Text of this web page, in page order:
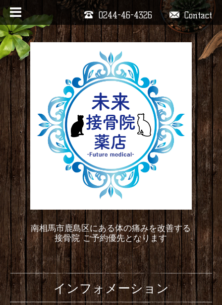
Contact
0244-46-4326
南相馬市鹿島区にある体の痛みを改善する
接骨院 ご予約優先となります
インフォメーション